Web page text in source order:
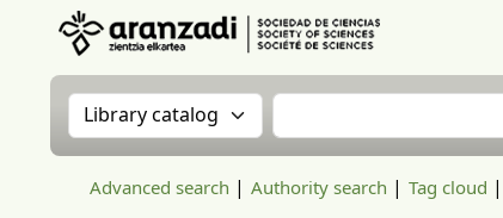
Search the catalog by:Search the catalog
Advanced search Authority search Tag cloud